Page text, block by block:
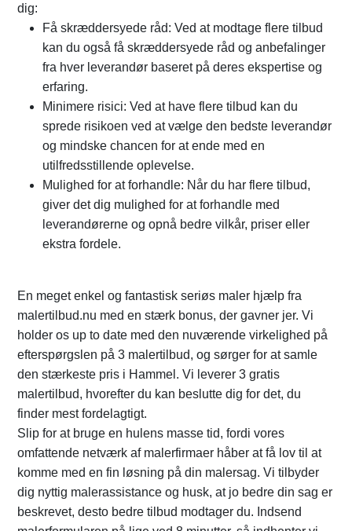
dig:
Få skræddersyede råd: Ved at modtage flere tilbud
kan du også få skræddersyede råd og anbefalinger
fra hver leverandør baseret på deres ekspertise og
erfaring.
Minimere risici: Ved at have flere tilbud kan du
sprede risikoen ved at vælge den bedste leverandør
og mindske chancen for at ende med en
utilfredsstillende oplevelse.
Mulighed for at forhandle: Når du har flere tilbud,
giver det dig mulighed for at forhandle med
leverandørerne og opnå bedre vilkår, priser eller
ekstra fordele.
En meget enkel og fantastisk seriøs maler hjælp fra
malertilbud.nu med en stærk bonus, der gavner jer. Vi
holder os up to date med den nuværende virkelighed på
efterspørgslen på 3 malertilbud, og sørger for at samle
den stærkeste pris i Hammel. Vi leverer 3 gratis
malertilbud, hvorefter du kan beslutte dig for det, du
finder mest fordelagtigt.
Slip for at bruge en hulens masse tid, fordi vores
omfattende netværk af malerfirmaer håber at få lov til at
komme med en fin løsning på din malersag. Vi tilbyder
dig nyttig malerassistance og husk, at jo bedre din sag er
beskrevet, desto bedre tilbud modtager du. Indsend